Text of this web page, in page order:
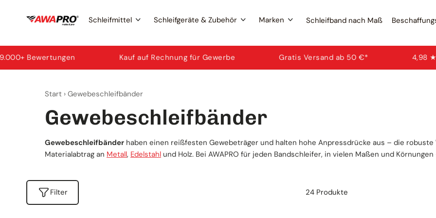
Inhalt
Schleifmittel
Schleifscheiben
Trennscheiben
Schleifgeräte & Zubehör
Exzenterschleifer
Ersatzteile & Zubehör
Marken
AWAPRO
Mirka
Norton
Schleifband nach Maß
Kauf auf Rechnung für Gewerbe Gratis Versand ab 50 €* 4,98 ★ aus 29.000+
Start › Gewebeschleifbänder
Gewebeschleifbänder
Gewebeschleifbänder haben einen reißfesten Gewebeträger und halten hohe Anpressdrücke aus – die robuste
Materialabtrag an Metall, Edelstahl und Holz. Bei AWAPRO für jeden Bandschleifer, in vielen Maßen und
Filter 24 Produkte